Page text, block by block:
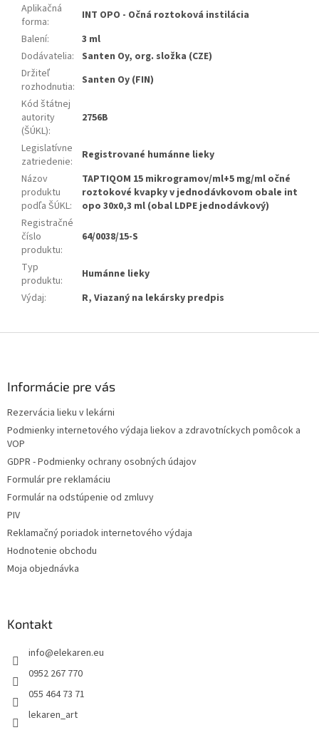
Aplikačná
forma:
INT OPO - Očná roztoková instilácia
Balení:
3 ml
Dodávatelia: Santen Oy, org. složka (CZE)
Držiteľ
rozhodnutia: Santen Oy (FIN)
Kód štátnej
autority
(ŠÚKL):
2756B
Legislatívne
zatriedenie:
Registrované humánne lieky
Názov
produktu
podľa ŠÚKL:
TAPTIQOM 15 mikrogramov/ml+5 mg/ml očné
roztokové kvapky v jednodávkovom obale int
opo 30x0,3 ml (obal LDPE jednodávkový)
Registračné
číslo
produktu:
64/0038/15-S
Typ
produktu:
Humánne lieky
Výdaj: R, Viazaný na lekársky predpis
Informácie pre vás
Rezervácia lieku v lekárni
Podmienky internetového výdaja liekov a zdravotníckych pomôcok a
VOP
GDPR - Podmienky ochrany osobných údajov
Formulár pre reklamáciu
Formulár na odstúpenie od zmluvy
PIV
Reklamačný poriadok internetového výdaja
Hodnotenie obchodu
Moja objednávka
Kontakt
info@elekaren.eu
0952 267 770
055 464 73 71
lekaren_art